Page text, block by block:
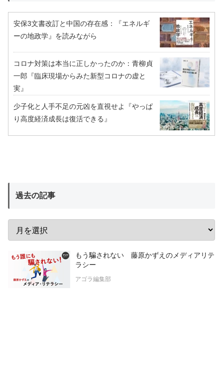
安保3文書改訂と中国の存在感：『エネルギ
ーの地政学』を読みながら
コロナ対策は本当に正しかったのか：青柳貞
一郎『臨床現場からみた新型コロナの虚と
実』
少子化と人手不足の元凶を直視せよ『やっぱ
り高度経済成長は復活できる』
過去の記事
もう騙されない 藤原かずえのメディアリテ
ラシー
アゴラ編集部